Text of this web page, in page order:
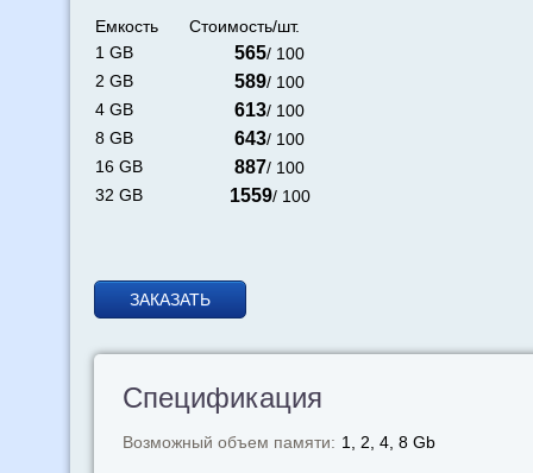
Емкость
Стоимость/шт.
1 GB
565/ 100
2 GB
589/ 100
4 GB
613/ 100
8 GB
643/ 100
16 GB
887/ 100
32 GB
1559/ 100
ЗАКАЗАТЬ
Спецификация
Возможный объем памяти: 1, 2, 4, 8 Gb